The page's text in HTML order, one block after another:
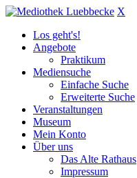
X
Los geht's!
Angebote
Praktikum
Mediensuche
Einfache Suche
Erweiterte Suche
Veranstaltungen
Museum
Mein Konto
Über uns
Das Alte Rathaus
Impressum